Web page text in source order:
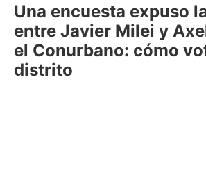
Una encuesta expuso
entre Javier Milei y
el Conurbano: cómo
distrito